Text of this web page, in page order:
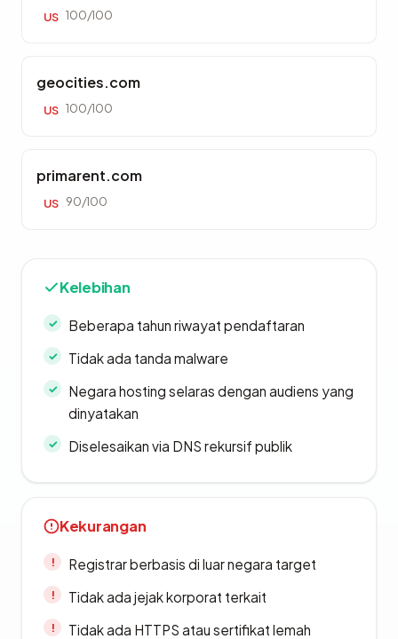
US 100/100
geocities.com
US 100/100
primarent.com
US 90/100
Kelebihan
Beberapa tahun riwayat pendaftaran
Tidak ada tanda malware
Negara hosting selaras dengan audiens yang
dinyatakan
Diselesaikan via DNS rekursif publik
Kekurangan
Registrar berbasis di luar negara target
Tidak ada jejak korporat terkait
Tidak ada HTTPS atau sertifikat lemah